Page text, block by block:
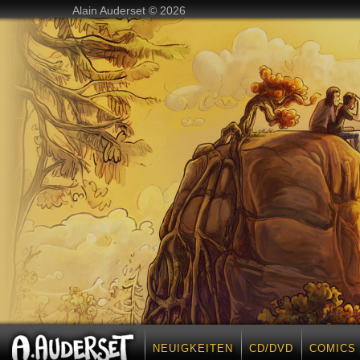
Alain Auderset © 2026
NEUIGKEITEN CD/DVD COMICS